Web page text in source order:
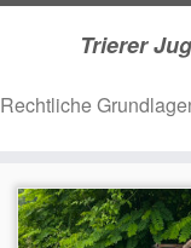
Trierer
Rechtliche